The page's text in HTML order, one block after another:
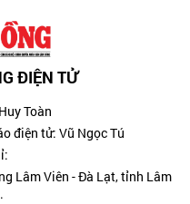
ĐIỆN TỬ
Toàn
điện tử: Vũ Ngọc Tú
Lâm Viên - Đà Lạt, tỉnh Lâm